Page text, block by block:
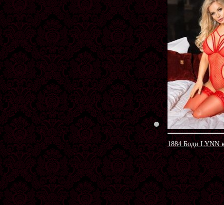
1884 Боди LYNN